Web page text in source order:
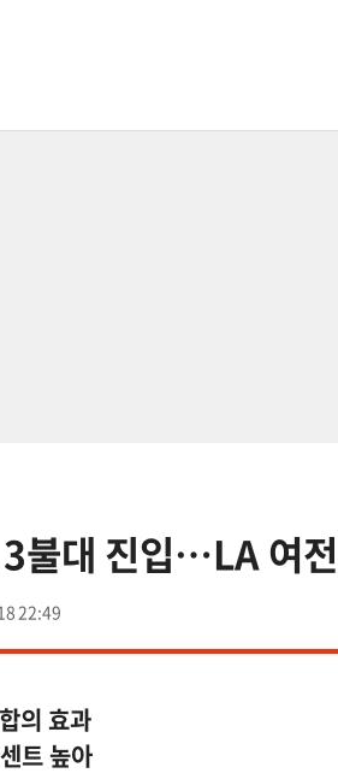
불대 진입…LA 여
22:49
의 효과
트 높아